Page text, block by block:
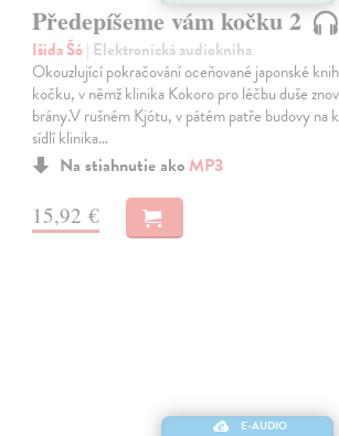
Předepíšeme vám kočku 2
Išida Šó| Elektronická audiokniha
Okouzlující pokračování oceňované japonské
kočku, v němž klinika Kokoro pro léčbu duše
brány.V rušném Kjótu, v pátém patře budovy na
sídlí klinika…
Na stiahnutie ako MP3
15,92 €
E-AUDIO